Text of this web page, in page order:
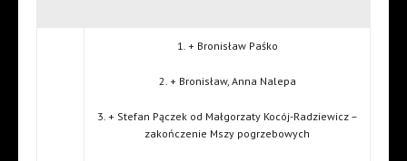
1. + Bronisław Paśko
2. + Bronisław, Anna Nalepa
3. + Stefan Pączek od Małgorzaty Kocój-Radziewicz –
zakończenie Mszy pogrzebowych